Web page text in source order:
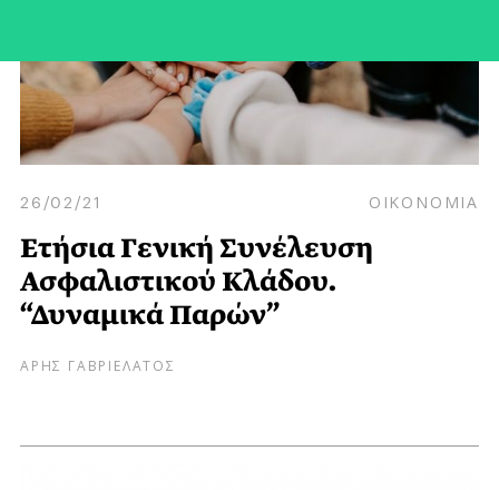
26/02/21 ΟΙΚΟΝΟΜΙΑ
Ετήσια Γενική Συνέλευση
Ασφαλιστικού Κλάδου.
“Δυναμικά Παρών”
ΑΡΗΣ ΓΑΒΡΙΕΛΑΤΟΣ